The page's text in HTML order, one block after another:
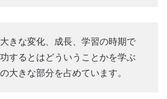
きな変化、成長、学習の時期で
するとはどういうことかを学ぶ
大きな部分を占めています。